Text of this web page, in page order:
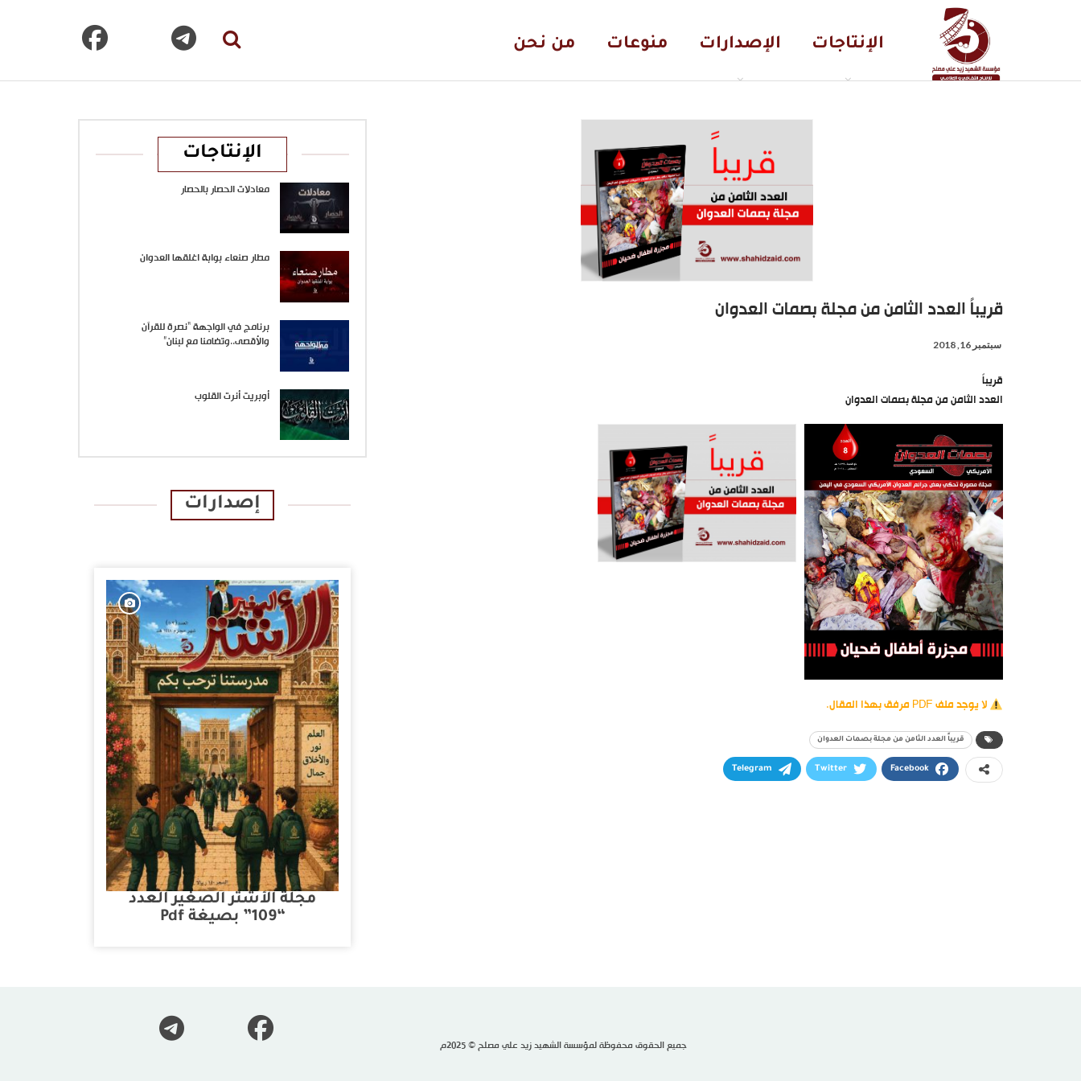
الإنتاجات الإصدارات منوعات من نحن
قريباً العدد الثامن من مجلة بصمات العدوان
سبتمبر 16, 2018
قريباً
العدد الثامن من مجلة بصمات العدوان
لا يوجد ملف PDF مرفق بهذا المقال.
قريباً العدد الثامن من مجلة بصمات العدوان
Facebook
Twitter
Telegram
الإنتاجات
معادلات الحصار بالحصار
مطار صنعاء بوابة اغلقها العدوان
برنامج في الواجهة “نصرة للقرآن
والأقصى..وتضامنا مع لبنان”
أوبريت أنرت القلوب
إصدارات
مجلة الأشتر الصغير العدد
“109” بصيغة Pdf
جميع الحقوق محفوظة لمؤسسة الشهيد زيد علي مصلح © 2025م